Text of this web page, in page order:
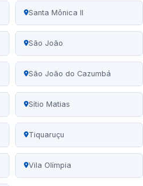
Santa Mônica II
São João
São João do Cazumbá
Sítio Matias
Tiquaruçu
Vila Olímpia